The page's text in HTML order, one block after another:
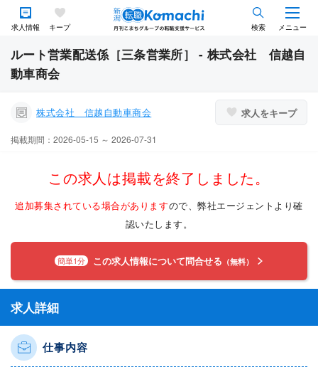
求人情報 キープ 検索 メニュー
ルート営業配送係［三条営業所］ - 株式会社 信越自
動車商会
株式会社 信越自動車商会 求人をキープ
掲載期間：2026-05-15 ～ 2026-07-31
この求人は掲載を終了しました。
追加募集されている場合がありますので、弊社エージェントより確
認いたします。
簡単1分 この求人情報について問合せる （無料）
求人詳細
仕事内容